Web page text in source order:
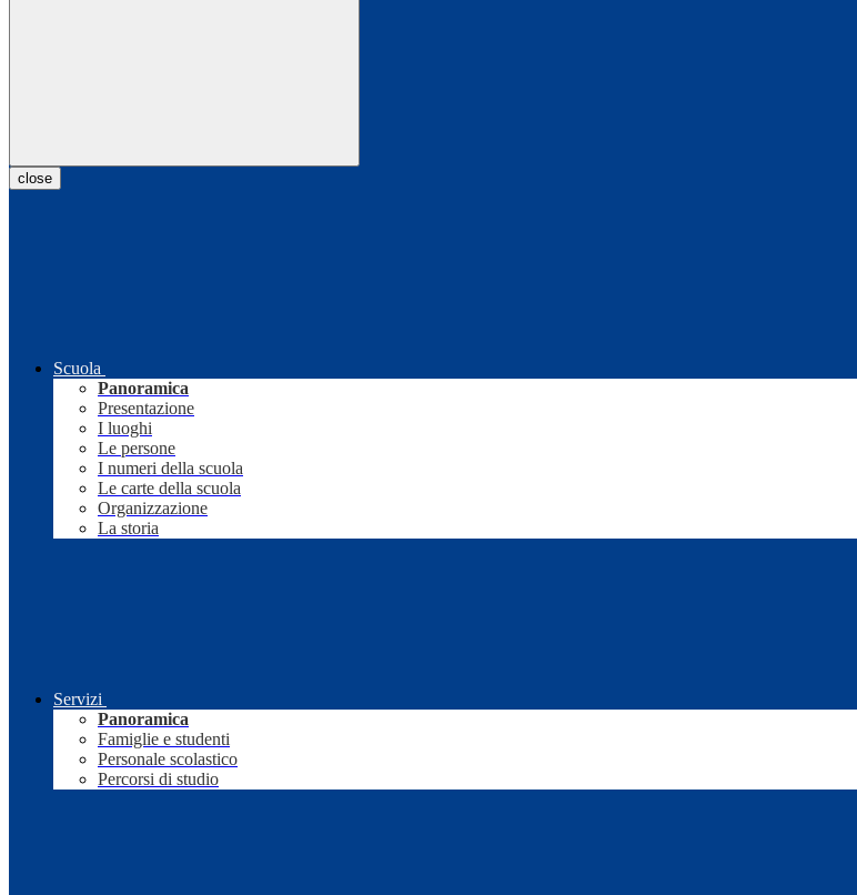
close
Scuola
Panoramica
Presentazione
I luoghi
Le persone
I numeri della scuola
Le carte della scuola
Organizzazione
La storia
Servizi
Panoramica
Famiglie e studenti
Personale scolastico
Percorsi di studio